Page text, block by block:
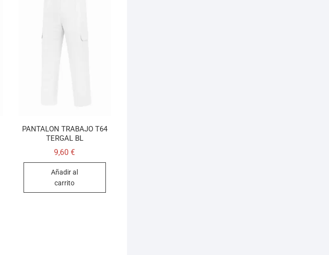
PANTALON TRABAJO T64
TERGAL BL
9,60€
Añadir al
carrito